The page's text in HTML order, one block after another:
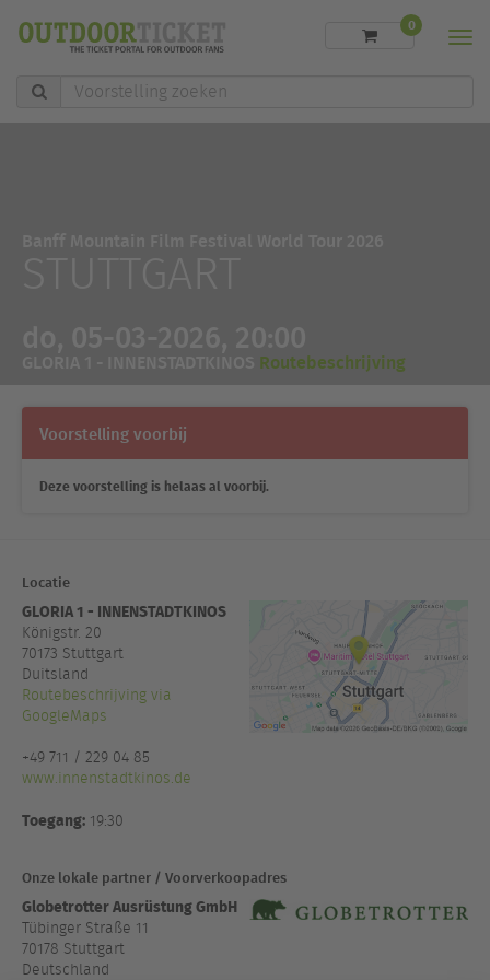
Voorstelling
zoeken
0
Routebeschrijving
Voorstelling voorbij
Deze voorstelling is helaas al voorbij.
Locatie
GLORIA 1 - INNENSTADTKINOS
Königstr. 20
70173 Stuttgart
Duitsland
Routebeschrijving via
GoogleMaps
+49 711 / 229 04 85
www.innenstadtkinos.de
Toegang: 19:30
Onze lokale partner / Voorverkoopadres
Globetrotter Ausrüstung GmbH
Tübinger Straße 11
70178 Stuttgart
Deutschland